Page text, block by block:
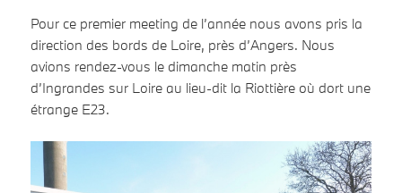
Pour ce premier meeting de l’année nous avons pris la
direction des bords de Loire, près d’Angers. Nous
avions rendez-vous le dimanche matin près
d’Ingrandes sur Loire au lieu-dit la Riottière où dort une
étrange E23.